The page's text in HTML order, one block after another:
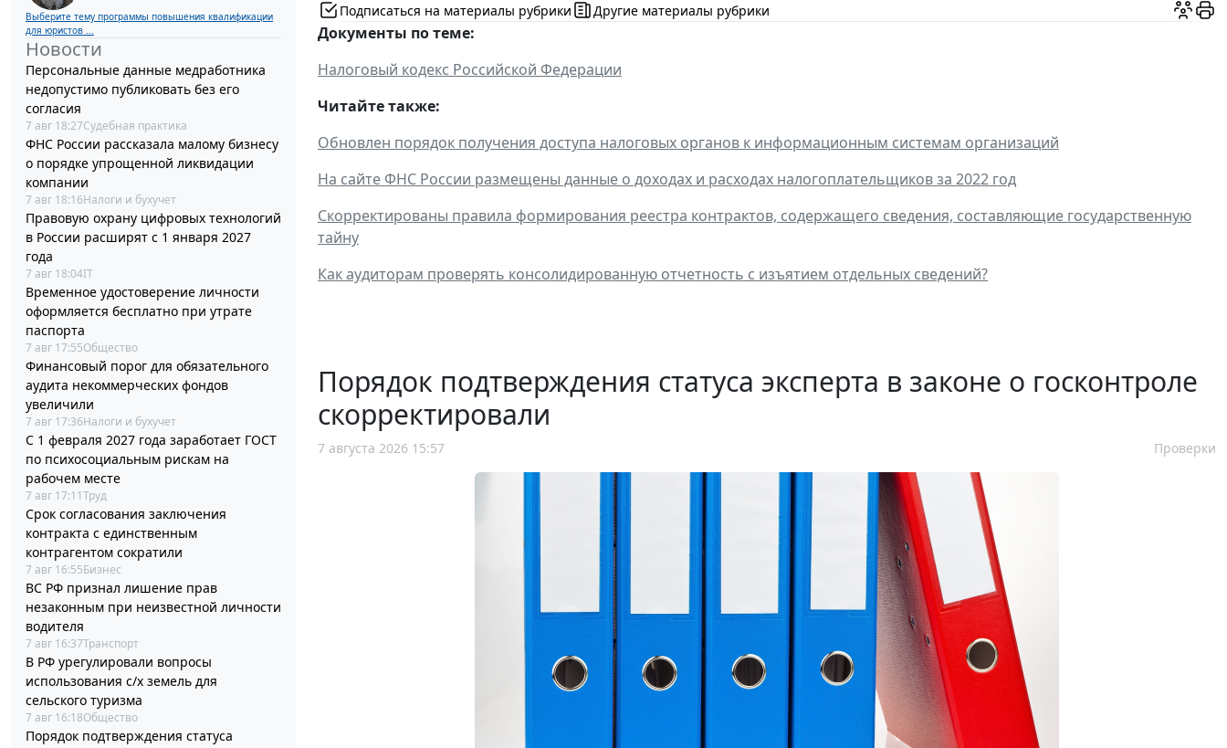
Выберите тему программы повышения квалификации
для юристов ...
Новости
Персональные данные медработника
недопустимо публиковать без его
согласия
7 авг 18:27Судебная практика
ФНС России рассказала малому бизнесу
о порядке упрощенной ликвидации
компании
7 авг 18:16Налоги и бухучет
Правовую охрану цифровых технологий
в России расширят с 1 января 2027
года
7 авг 18:04IT
Временное удостоверение личности
оформляется бесплатно при утрате
паспорта
7 авг 17:55Общество
Финансовый порог для обязательного
аудита некоммерческих фондов
увеличили
7 авг 17:36Налоги и бухучет
С 1 февраля 2027 года заработает ГОСТ
по психосоциальным рискам на
рабочем месте
7 авг 17:11Труд
Срок согласования заключения
контракта с единственным
контрагентом сократили
7 авг 16:55Бизнес
ВС РФ признал лишение прав
незаконным при неизвестной личности
водителя
7 авг 16:37Транспорт
В РФ урегулировали вопросы
использования с/х земель для
сельского туризма
7 авг 16:18Общество
Порядок подтверждения статуса
Подписаться на материалы рубрики
Другие материалы рубрики
Документы по теме:
Налоговый кодекс Российской Федерации
Читайте также:
Обновлен порядок получения доступа налоговых органов к информационным системам организаций
На сайте ФНС России размещены данные о доходах и расходах налогоплательщиков за 2022 год
Скорректированы правила формирования реестра контрактов, содержащего сведения, составляющие государственную
тайну
Как аудиторам проверять консолидированную отчетность с изъятием отдельных сведений?
Порядок подтверждения статуса эксперта в законе о госконтроле
скорректировали
7 августа 2026 15:57 Проверки